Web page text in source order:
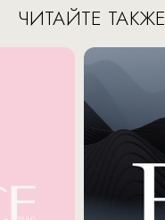
ЧИТАЙТЕ ТАКЖЕ